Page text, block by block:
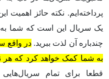
پرداخته‌ایم. نکته حائز
یک سریال این است که شما به
چندباره آن لذت ببرید.در واقع
به شما کمک خواهد کرد که هر
قطعا برای تمام